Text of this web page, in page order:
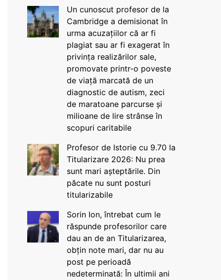
Un cunoscut profesor de la
Cambridge a demisionat în
urma acuzațiilor că ar fi
plagiat sau ar fi exagerat în
privința realizărilor sale,
promovate printr-o poveste
de viață marcată de un
diagnostic de autism, zeci
de maratoane parcurse și
milioane de lire strânse în
scopuri caritabile
Profesor de Istorie cu 9.70 la
Titularizare 2026: Nu prea
sunt mari așteptările. Din
păcate nu sunt posturi
titularizabile
Sorin Ion, întrebat cum le
răspunde profesorilor care
dau an de an Titularizarea,
obțin note mari, dar nu au
post pe perioadă
nedeterminată: În ultimii ani